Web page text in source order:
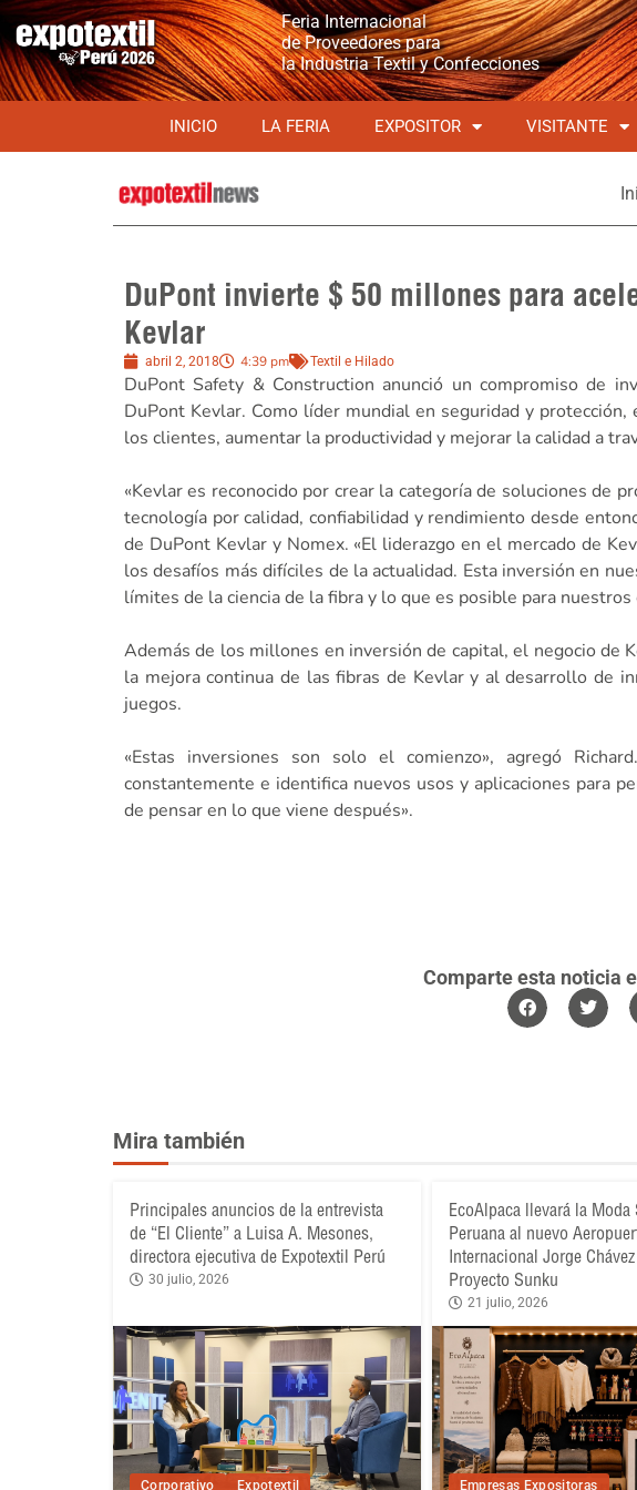
Feria Internacional
de Proveedores para
la Industria Textil y Confecciones
INICIO LA FERIA EXPOSITOR VISITANTE
DuPont invierte $ 50 millones para
Kevlar
abril 2, 2018 4:39 pm Textil e Hilado
DuPont Safety & Construction anunció un compromiso de
DuPont Kevlar. Como líder mundial en seguridad y
los clientes, aumentar la productividad y mejorar la calidad a
«Kevlar es reconocido por crear la categoría de soluciones de
tecnología por calidad, confiabilidad y rendimiento desde
de DuPont Kevlar y Nomex. «El liderazgo en el mercado de
los desafíos más difíciles de la actualidad. Esta inversión en
límites de la ciencia de la fibra y lo que es posible para
Además de los millones en inversión de capital, el negocio de
la mejora continua de las fibras de Kevlar y al desarrollo de
juegos.
«Estas inversiones son solo el comienzo», agregó
constantemente e identifica nuevos usos y aplicaciones para
de pensar en lo que viene después».
Comparte esta noticia
Mira también
Corporativo Expotextil
Principales anuncios de la entrevista
de “El Cliente” a Luisa A. Mesones,
directora ejecutiva de Expotextil Perú
30 julio, 2026
Empresas Expositoras
EcoAlpaca llevará la Moda
Peruana al nuevo
Internacional Jorge
Proyecto Sunku
21 julio, 2026